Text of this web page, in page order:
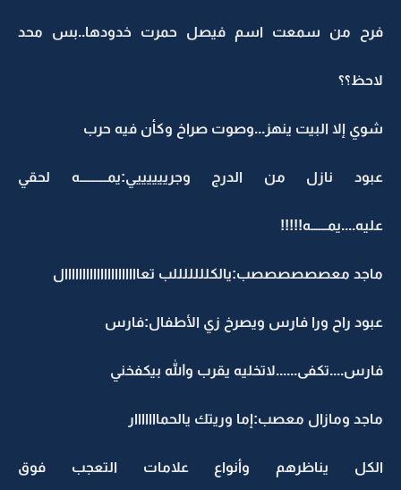
فرح من سمعت اسم فيصل حمرت خدودها..بس محد
لاحظ؟؟
شوي إلا البيت ينهز...وصوت صراخ وكأن فيه حرب
عبود نازل من الدرج وجرييييييي:يمــــــــــه لحقي
عليه....يمــــــه!!!!!
ماجد معصصصصصصب:يالكلللللللب تعااااااااااااااااااااال
عبود راح ورا فارس ويصرخ زي الأطفال:فارس
فارس....تكفى......لاتخليه يقرب والله بيكفخني
ماجد ومازال معصب:إما وريتك يالحمااااااار
الكل يناظرهم وأنواع علامات التعجب فوق